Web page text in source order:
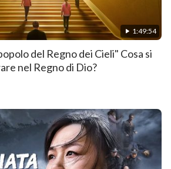
1:49:54
del Regno dei Cieli" Cosa si
nel Regno di Dio?